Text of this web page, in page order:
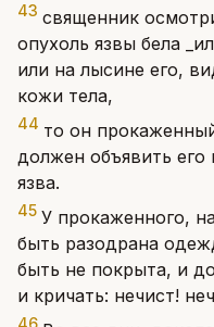
43 священник
опухоль язвы бела
или на лысине его,
кожи тела,
44 то он
должен объявить его
язва.
45 У прокаженного,
быть разодрана
быть не покрыта, и
и кричать: нечист!
46